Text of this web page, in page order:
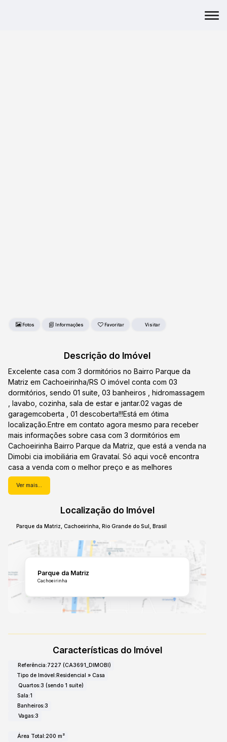
Fotos Favoritar
Descrição do Imóvel
Excelente casa com 3 dormitórios no Bairro Parque da
Matriz em Cachoeirinha/RS O imóvel conta com 03
dormitórios, sendo 01 suite, 03 banheiros , hidromassagem
, lavabo, cozinha, sala de estar e jantar.02 vagas de
garagemcoberta , 01 descoberta!!!Está em ótima
localização.Entre em contato agora mesmo para receber
mais informações sobre casa com 3 dormitórios em
Cachoeirinha Bairro Parque da Matriz, que está a venda na
Dimobi cia imobiliária em Gravataí. Só aqui você encontra
casa a venda com o melhor preço e as melhores
condições do mercado.A Imobiliária Dimobi em Gravataí
possui outras casas esperando por voce.Venha conferir.!!!!
Ver mais...
Localização do Imóvel
Parque da Matriz,Cachoeirinha,Rio Grande do Sul,Brasil
Parque da Matriz
Cachoeirinha
Características do Imóvel
Referência:7227 (CA3691_DIMOBI)
Tipo de Imóvel:Residencial » Casa
Quartos:3 (sendo 1 suíte)
Sala:1
Banheiros:3
Vagas:3
Área Total:200 m²